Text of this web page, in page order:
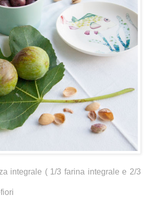
integrale ( 1/3 farina integrale e 2/3